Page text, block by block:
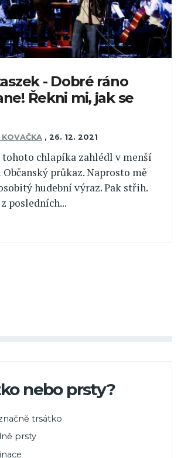
- Dobré ráno
Řekni mi, jak se
, 26. 12. 2021
tohoto chlapíka zahlédl v menší
průkaz. Naprosto mě
hudební výraz. Pak střih.
posledních...
nebo prsty?
trsátko
prsty